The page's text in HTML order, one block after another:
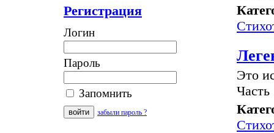
Регистрация
Логин
Пароль
Запомнить
забыли пароль ?
Это
Часть